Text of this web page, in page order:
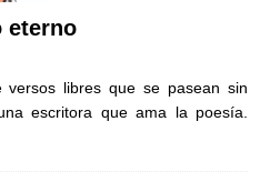
eterno
libres que se pasean sin
escritora que ama la poesía.